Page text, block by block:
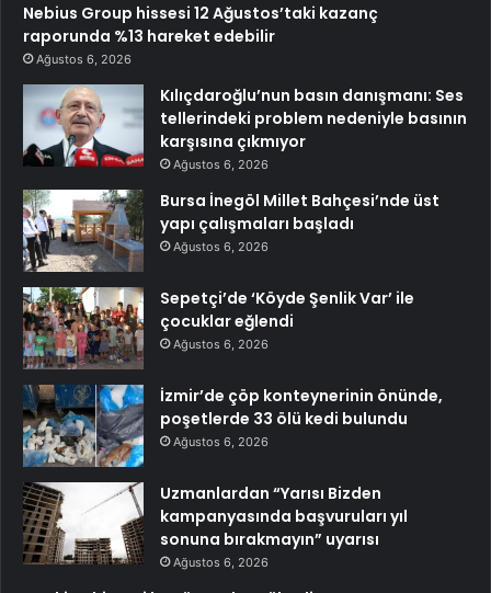
Nebius Group hissesi 12 Ağustos’taki kazanç
raporunda %13 hareket edebilir
Ağustos 6, 2026
Kılıçdaroğlu’nun basın danışmanı: Ses
tellerindeki problem nedeniyle basının
karşısına çıkmıyor
Ağustos 6, 2026
Bursa İnegöl Millet Bahçesi’nde üst
yapı çalışmaları başladı
Ağustos 6, 2026
Sepetçi’de ‘Köyde Şenlik Var’ ile
çocuklar eğlendi
Ağustos 6, 2026
İzmir’de çöp konteynerinin önünde,
poşetlerde 33 ölü kedi bulundu
Ağustos 6, 2026
Uzmanlardan “Yarısı Bizden
kampanyasında başvuruları yıl
sonuna bırakmayın” uyarısı
Ağustos 6, 2026